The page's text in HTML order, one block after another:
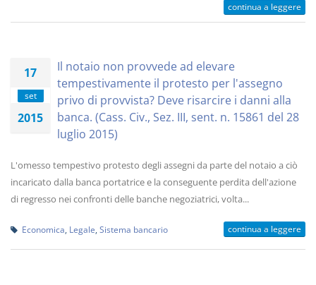
continua a leggere
17
set
2015
Il notaio non provvede ad elevare
tempestivamente il protesto per l'assegno
privo di provvista? Deve risarcire i danni alla
banca. (Cass. Civ., Sez. III, sent. n. 15861 del 28
luglio 2015)
L'omesso tempestivo protesto degli assegni da parte del notaio a ciò
incaricato dalla banca portatrice e la conseguente perdita dell'azione
di regresso nei confronti delle banche negoziatrici, volta...
Economica Legale Sistema bancario continua a leggere